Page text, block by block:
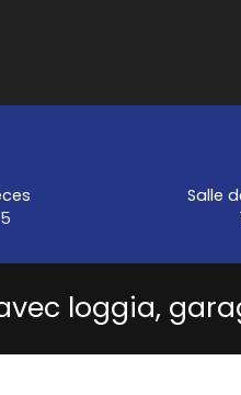
5
Salle
loggia,